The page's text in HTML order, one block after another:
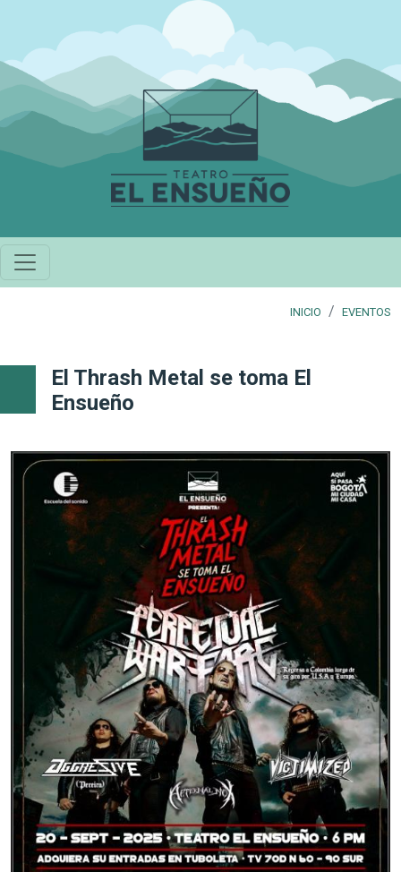
Pasar al contenido principal
INICIO EVENTOS
El Thrash Metal se toma El
Ensueño